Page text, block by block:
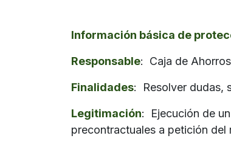
Información básica de
Responsable: Caja de
Finalidades: Resolver dudas,
Legitimación: Ejecución de
precontractuales a petición del